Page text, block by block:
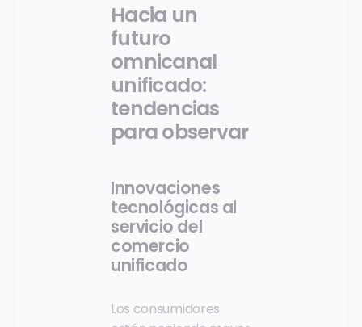
Hacia un
futuro
omnicanal
unificado:
tendencias
para observar
Innovaciones
tecnológicas al
servicio del
comercio
unificado
Los consumidores